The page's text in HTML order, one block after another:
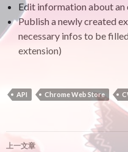
Edit information about an
Publish a newly created
necessary infos to be
extension)
API Chrome Web Store
文
上一文章